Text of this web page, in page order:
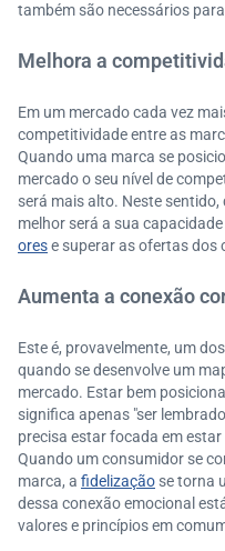
também são necessários
Melhora a
Em um mercado cada vez
competitividade entre as
Quando uma marca se
mercado o seu nível de
será mais alto. Neste
melhor será a sua
orese superar as ofertas dos
Aumenta a conexão
Este é, provavelmente, um
quando se desenvolve um
mercado. Estar bem
significa apenas "ser
precisa estar focada em
Quando um consumidor se
marca, a fidelização se torna
dessa conexão emocional
valores e princípios em